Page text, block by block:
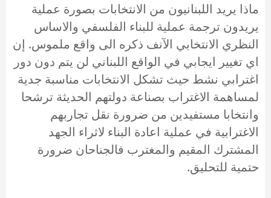
ماذا يريد اللبنانيون من الانتخابات بصورة عملية
يريدون ترجمة عملية للبناء الفلسفي والاساس
النظري الانتخابي الآنف ذكره الى واقع ملموس. إن
اي تغيير ايجابي في الواقع اللبناني لن يتم دون دور
اغترابي نشط حيث تشكل الانتخابات مناسبة جدية
لمساهمة الاغتراب بصناعة دولتهم الحديثة ترشحا
وانتخابا مستفيدين من ضرورة نقل تجاربهم
الاغترابية في عملية اعادة البناء لاثراء الجهد
المشترك المقيم والمغترب فالجناحان ضرورة
حتمية للتحليق.